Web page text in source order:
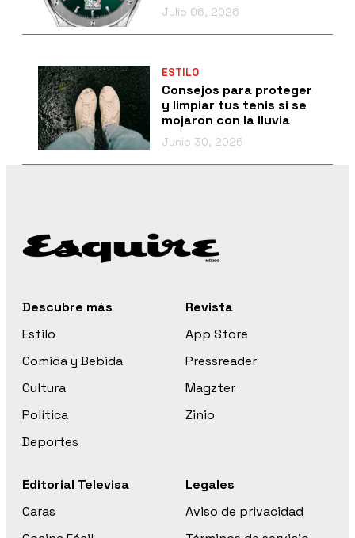
Julio 06, 2026
ESTILO
Consejos para proteger
y limpiar tus tenis si se
mojaron con la lluvia
Junio 30, 2026
Descubre más
Estilo
Comida y Bebida
Cultura
Política
Deportes
Revista
App Store
Pressreader
Magzter
Zinio
Editorial Televisa
Caras
Legales
Aviso de privacidad